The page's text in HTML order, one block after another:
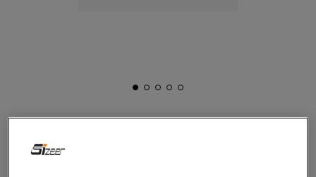
COMMAND TXT